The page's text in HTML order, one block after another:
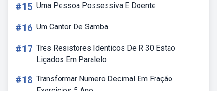
#15 Uma Pessoa Possessiva E Doente
#16 Um Cantor De Samba
#17 Tres Resistores Identicos De R 30 Estao
Ligados Em Paralelo
#18 Transformar Numero Decimal Em Fração